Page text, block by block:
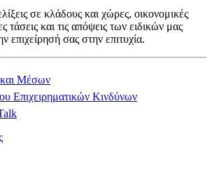
σε κλάδους και χώρες, οικονομικές
τάσεις και τις απόψεις των ειδικών μας
επιχείρησή σας στην επιτυχία.
Μέσων
Επιχειρηματικών Κινδύνων